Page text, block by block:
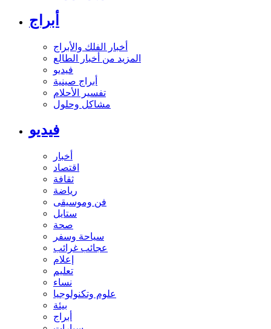
أبراج
أخبار الفلك والأبراج
المزيد من أخبار الطالع
فيديو
أبراج صينية
تفسير الأحلام
مشاكل وحلول
فيديو
أخبار
اقتصاد
ثقافة
رياضة
فن وموسيقى
ستايل
صحة
سياحة وسفر
عجائب غرائب
إعلام
تعليم
نساء
علوم وتكنولوجيا
بيئة
أبراج